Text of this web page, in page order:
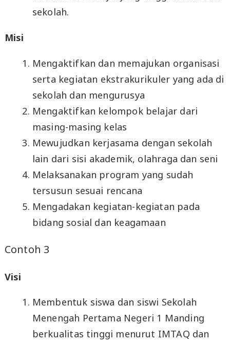
sekolah.
Misi
Mengaktifkan dan memajukan organisasi
serta kegiatan ekstrakurikuler yang ada di
sekolah dan mengurusya
Mengaktifkan kelompok belajar dari
masing-masing kelas
Mewujudkan kerjasama dengan sekolah
lain dari sisi akademik, olahraga dan seni
Melaksanakan program yang sudah
tersusun sesuai rencana
Mengadakan kegiatan-kegiatan pada
bidang sosial dan keagamaan
Contoh 3
Visi
Membentuk siswa dan siswi Sekolah
Menengah Pertama Negeri 1 Manding
berkualitas tinggi menurut IMTAQ dan